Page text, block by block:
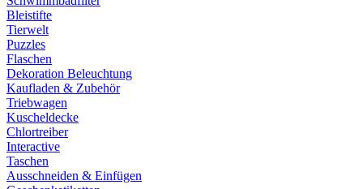
Bleistifte
Tierwelt
Puzzles
Flaschen
Dekoration Beleuchtung
Kaufladen & Zubehör
Triebwagen
Kuscheldecke
Chlortreiber
Interactive
Taschen
Ausschneiden & Einfügen